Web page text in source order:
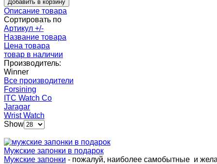
Описание товара
Сортировать по
Артикул +/-
Название товара
Цена товара
товар в наличии
Производитель:
Winner
Все производители
Forsining
ITC Watch Co
Jaragar
Wrist Watch
Show
Мужские запонки в подарок
Мужские запонки - пожалуй, наиболее самобытные и